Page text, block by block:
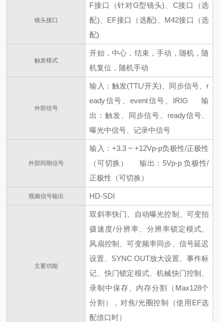
镜头接口
F接口（针对G型镜头)、C接口（选
配)、EF接口（选配)、M42接口（选
配)
触发模式
开始，中心，结束，手动，随机，随
机复位，随机手动
外部信号
输入：触发(TTL/开关)、同步信号、r
eady信号、event信号、IRIG 输
出：触发、同步信号、ready信号、
曝光中信号、记录中信号
外部同期信号
输入：+3.3 ~ +12Vp-p负极性/正极性
（可切换） 输出：5Vp-p 负极性/
正极性（可切换）
视频信号输出 HD-SDI
主要功能
双斜率快门、自动曝光控制、可变拍
摄速度/分辨率、分辨率锁定模式、
风扇控制、可变频率同步、信号延迟
设置、SYNC OUT放大设置、事件标
记、快门锁定模式、机械快门控制、
录制中保存、内存分割（Max128个
分割），对焦/光圈控制（使用EF选
配借口时）